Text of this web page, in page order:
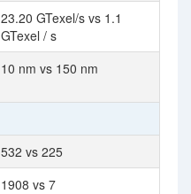
23.20 GTexel/s vs 1.1
GTexel / s
10 nm vs 150 nm
532 vs 225
1908 vs 7